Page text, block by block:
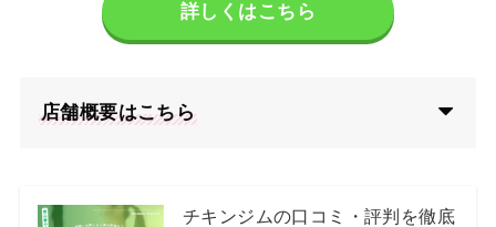
詳しくはこちら
店舗概要はこちら
チキンジムの口コミ・評判を徹底